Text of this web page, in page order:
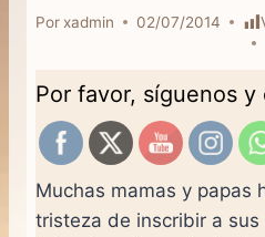
Por xadmin 02/07/2014
Por favor, síguenos y
Muchas mamas y papas
tristeza de inscribir a